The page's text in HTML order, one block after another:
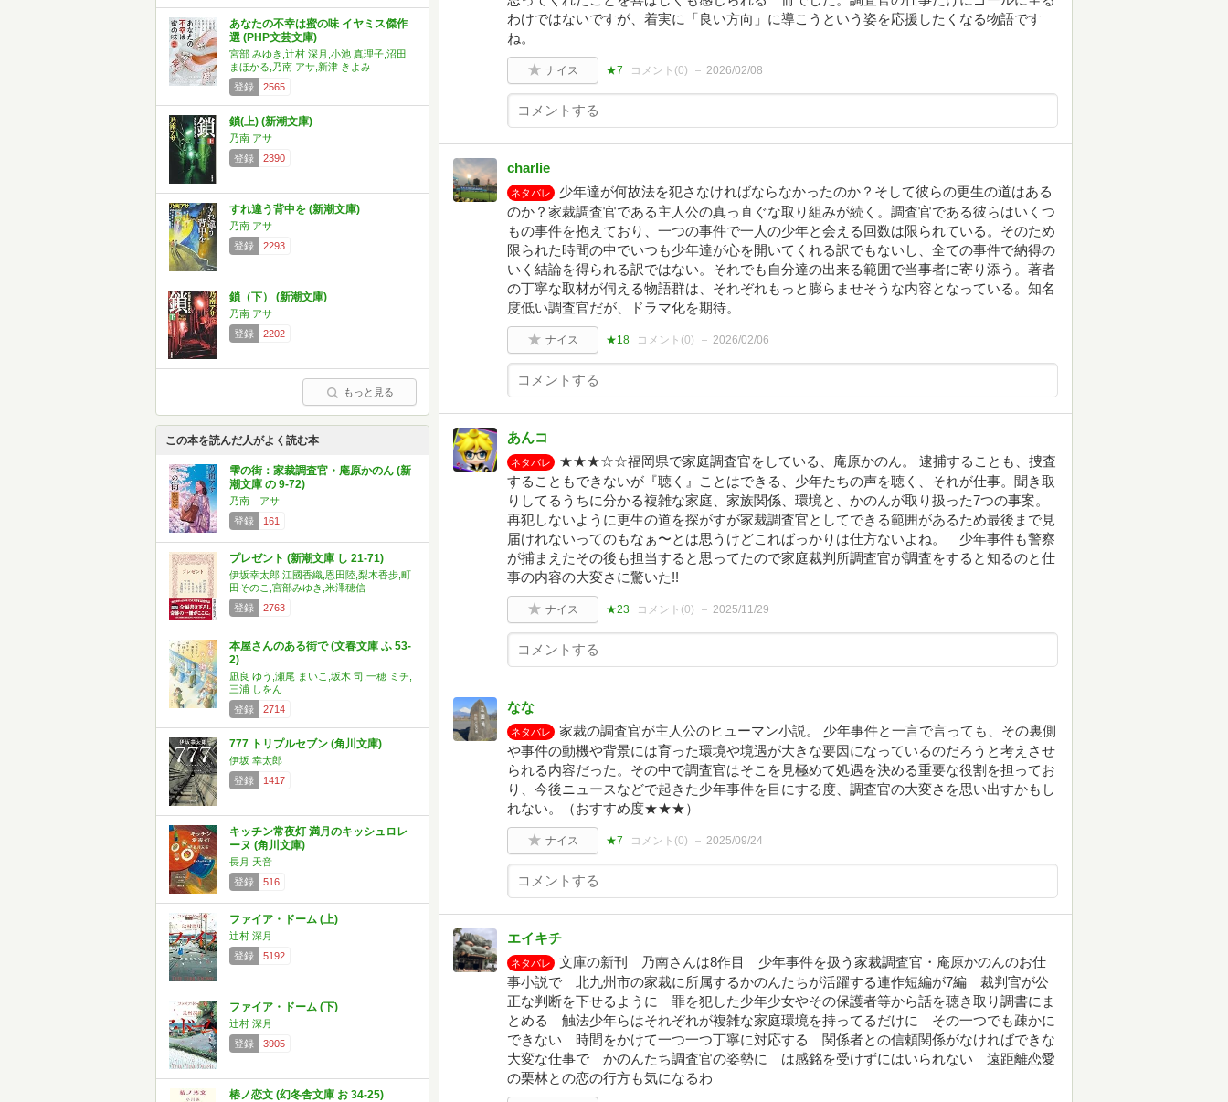
あなたの不幸は蜜の味 イヤミス傑作
選 (PHP文芸文庫)
宮部 みゆき,辻村 深月,小池 真理子,沼田
まほかる,乃南 アサ,新津 きよみ
登録
2565
鎖(上) (新潮文庫)
乃南 アサ
登録
2390
すれ違う背中を (新潮文庫)
乃南 アサ
登録
2293
鎖（下） (新潮文庫)
乃南 アサ
登録
2202
もっと見る
この本を読んだ人がよく読む本
雫の街：家裁調査官・庵原かのん (新
潮文庫 の 9-72)
乃南 アサ
登録
161
プレゼント (新潮文庫 し 21-71)
伊坂幸太郎,江國香織,恩田陸,梨木香歩,町
田そのこ,宮部みゆき,米澤穂信
登録
2763
本屋さんのある街で (文春文庫 ふ 53-
2)
凪良 ゆう,瀬尾 まいこ,坂木 司,一穂 ミチ,
三浦 しをん
登録
2714
777 トリプルセブン (角川文庫)
伊坂 幸太郎
登録
1417
キッチン常夜灯 満月のキッシュロレ
ーヌ (角川文庫)
長月 天音
登録
516
ファイア・ドーム (上)
辻村 深月
登録
5192
ファイア・ドーム (下)
辻村 深月
登録
3905
椿ノ恋文 (幻冬舎文庫 お 34-25)
わけではないですが、着実に「良い方向」に導こうという姿を応援したくなる物語です
ね。
ナイス ★7 コメント(0) 2026/02/08
charlie
ネタバレ
少年達が何故法を犯さなければならなかったのか？そして彼らの更生の道はある
のか？家裁調査官である主人公の真っ直ぐな取り組みが続く。調査官である彼らはいくつ
もの事件を抱えており、一つの事件で一人の少年と会える回数は限られている。そのため
限られた時間の中でいつも少年達が心を開いてくれる訳でもないし、全ての事件で納得の
いく結論を得られる訳ではない。それでも自分達の出来る範囲で当事者に寄り添う。著者
の丁寧な取材が伺える物語群は、それぞれもっと膨らませそうな内容となっている。知名
度低い調査官だが、ドラマ化を期待。
ナイス ★18 コメント(0) 2026/02/06
あんコ
ネタバレ
★★★☆☆福岡県で家庭調査官をしている、庵原かのん。 逮捕することも、捜査
することもできないが『聴く』ことはできる、少年たちの声を聴く、それが仕事。聞き取
りしてるうちに分かる複雑な家庭、家族関係、環境と、かのんが取り扱った7つの事案。
再犯しないように更生の道を探がすが家裁調査官としてできる範囲があるため最後まで見
届けれないってのもなぁ〜とは思うけどこればっかりは仕方ないよね。 少年事件も警察
が捕まえたその後も担当すると思ってたので家庭裁判所調査官が調査をすると知るのと仕
事の内容の大変さに驚いた!!
ナイス ★23 コメント(0) 2025/11/29
なな
ネタバレ
家裁の調査官が主人公のヒューマン小説。 少年事件と一言で言っても、その裏側
や事件の動機や背景には育った環境や境遇が大きな要因になっているのだろうと考えさせ
られる内容だった。その中で調査官はそこを見極めて処遇を決める重要な役割を担ってお
り、今後ニュースなどで起きた少年事件を目にする度、調査官の大変さを思い出すかもし
れない。（おすすめ度★★★）
ナイス ★7 コメント(0) 2025/09/24
エイキチ
ネタバレ
文庫の新刊 乃南さんは8作目 少年事件を扱う家裁調査官・庵原かのんのお仕
事小説で 北九州市の家裁に所属するかのんたちが活躍する連作短編が7編 裁判官が公
正な判断を下せるように 罪を犯した少年少女やその保護者等から話を聴き取り調書にま
とめる 触法少年らはそれぞれが複雑な家庭環境を持ってるだけに その一つでも疎かに
できない 時間をかけて一つ一つ丁寧に対応する 関係者との信頼関係がなければできな
大変な仕事で かのんたち調査官の姿勢に は感銘を受けずにはいられない 遠距離恋愛
の栗林との恋の行方も気になるわ